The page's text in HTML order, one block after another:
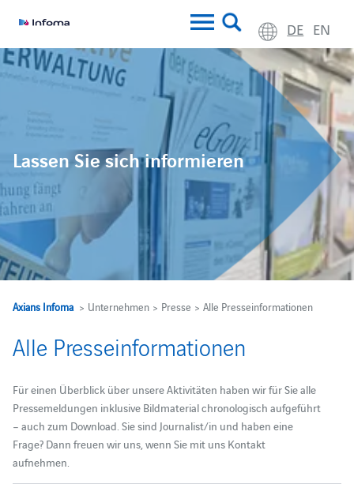
DE EN
Lassen Sie sich informieren
Axians Infoma> Unternehmen > Presse > Alle Presseinformationen
Alle Presseinformationen
Für einen Überblick über unsere Aktivitäten haben wir für Sie alle
Pressemeldungen inklusive Bildmaterial chronologisch aufgeführt
– auch zum Download. Sie sind Journalist/in und haben eine
Frage? Dann freuen wir uns, wenn Sie mit uns Kontakt
aufnehmen.